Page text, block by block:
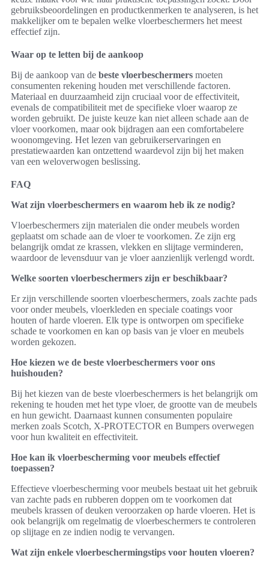
gebruiksbeoordelingen en productkenmerken te analyseren, is het
makkelijker om te bepalen welke vloerbeschermers het meest
effectief zijn.
Waar op te letten bij de aankoop
Bij de aankoop van de beste vloerbeschermers moeten
consumenten rekening houden met verschillende factoren.
Materiaal en duurzaamheid zijn cruciaal voor de effectiviteit,
evenals de compatibiliteit met de specifieke vloer waarop ze
worden gebruikt. De juiste keuze kan niet alleen schade aan de
vloer voorkomen, maar ook bijdragen aan een comfortabelere
woonomgeving. Het lezen van gebruikerservaringen en
prestatiewaarden kan ontzettend waardevol zijn bij het maken
van een weloverwogen beslissing.
FAQ
Wat zijn vloerbeschermers en waarom heb ik ze nodig?
Vloerbeschermers zijn materialen die onder meubels worden
geplaatst om schade aan de vloer te voorkomen. Ze zijn erg
belangrijk omdat ze krassen, vlekken en slijtage verminderen,
waardoor de levensduur van je vloer aanzienlijk verlengd wordt.
Welke soorten vloerbeschermers zijn er beschikbaar?
Er zijn verschillende soorten vloerbeschermers, zoals zachte pads
voor onder meubels, vloerkleden en speciale coatings voor
houten of harde vloeren. Elk type is ontworpen om specifieke
schade te voorkomen en kan op basis van je vloer en meubels
worden gekozen.
Hoe kiezen we de beste vloerbeschermers voor ons
huishouden?
Bij het kiezen van de beste vloerbeschermers is het belangrijk om
rekening te houden met het type vloer, de grootte van de meubels
en hun gewicht. Daarnaast kunnen consumenten populaire
merken zoals Scotch, X-PROTECTOR en Bumpers overwegen
voor hun kwaliteit en effectiviteit.
Hoe kan ik vloerbescherming voor meubels effectief
toepassen?
Effectieve vloerbescherming voor meubels bestaat uit het gebruik
van zachte pads en rubberen doppen om te voorkomen dat
meubels krassen of deuken veroorzaken op harde vloeren. Het is
ook belangrijk om regelmatig de vloerbeschermers te controleren
op slijtage en ze indien nodig te vervangen.
Wat zijn enkele vloerbeschermingstips voor houten vloeren?